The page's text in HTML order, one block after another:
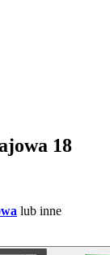
18
lub inne